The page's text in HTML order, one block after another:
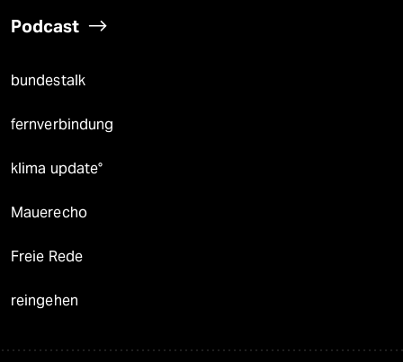
Podcast
bundestalk
fernverbindung
klima update°
Mauerecho
Freie Rede
reingehen